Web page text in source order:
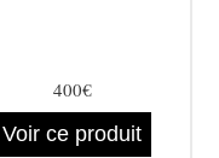
400€
Voir ce produit